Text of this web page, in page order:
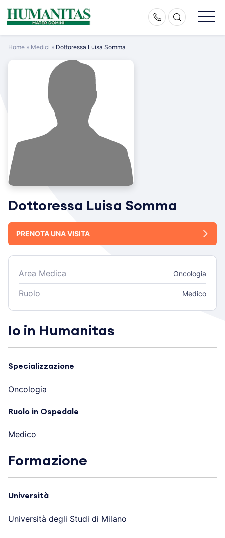
Skip
to
Home » Medici » Dottoressa Luisa Somma
Dottoressa Luisa Somma
PRENOTA UNA VISITA
Area Medica Oncologia
Ruolo Medico
Io in Humanitas
Specializzazione
Oncologia
Ruolo in Ospedale
Medico
Formazione
Università
Università degli Studi di Milano